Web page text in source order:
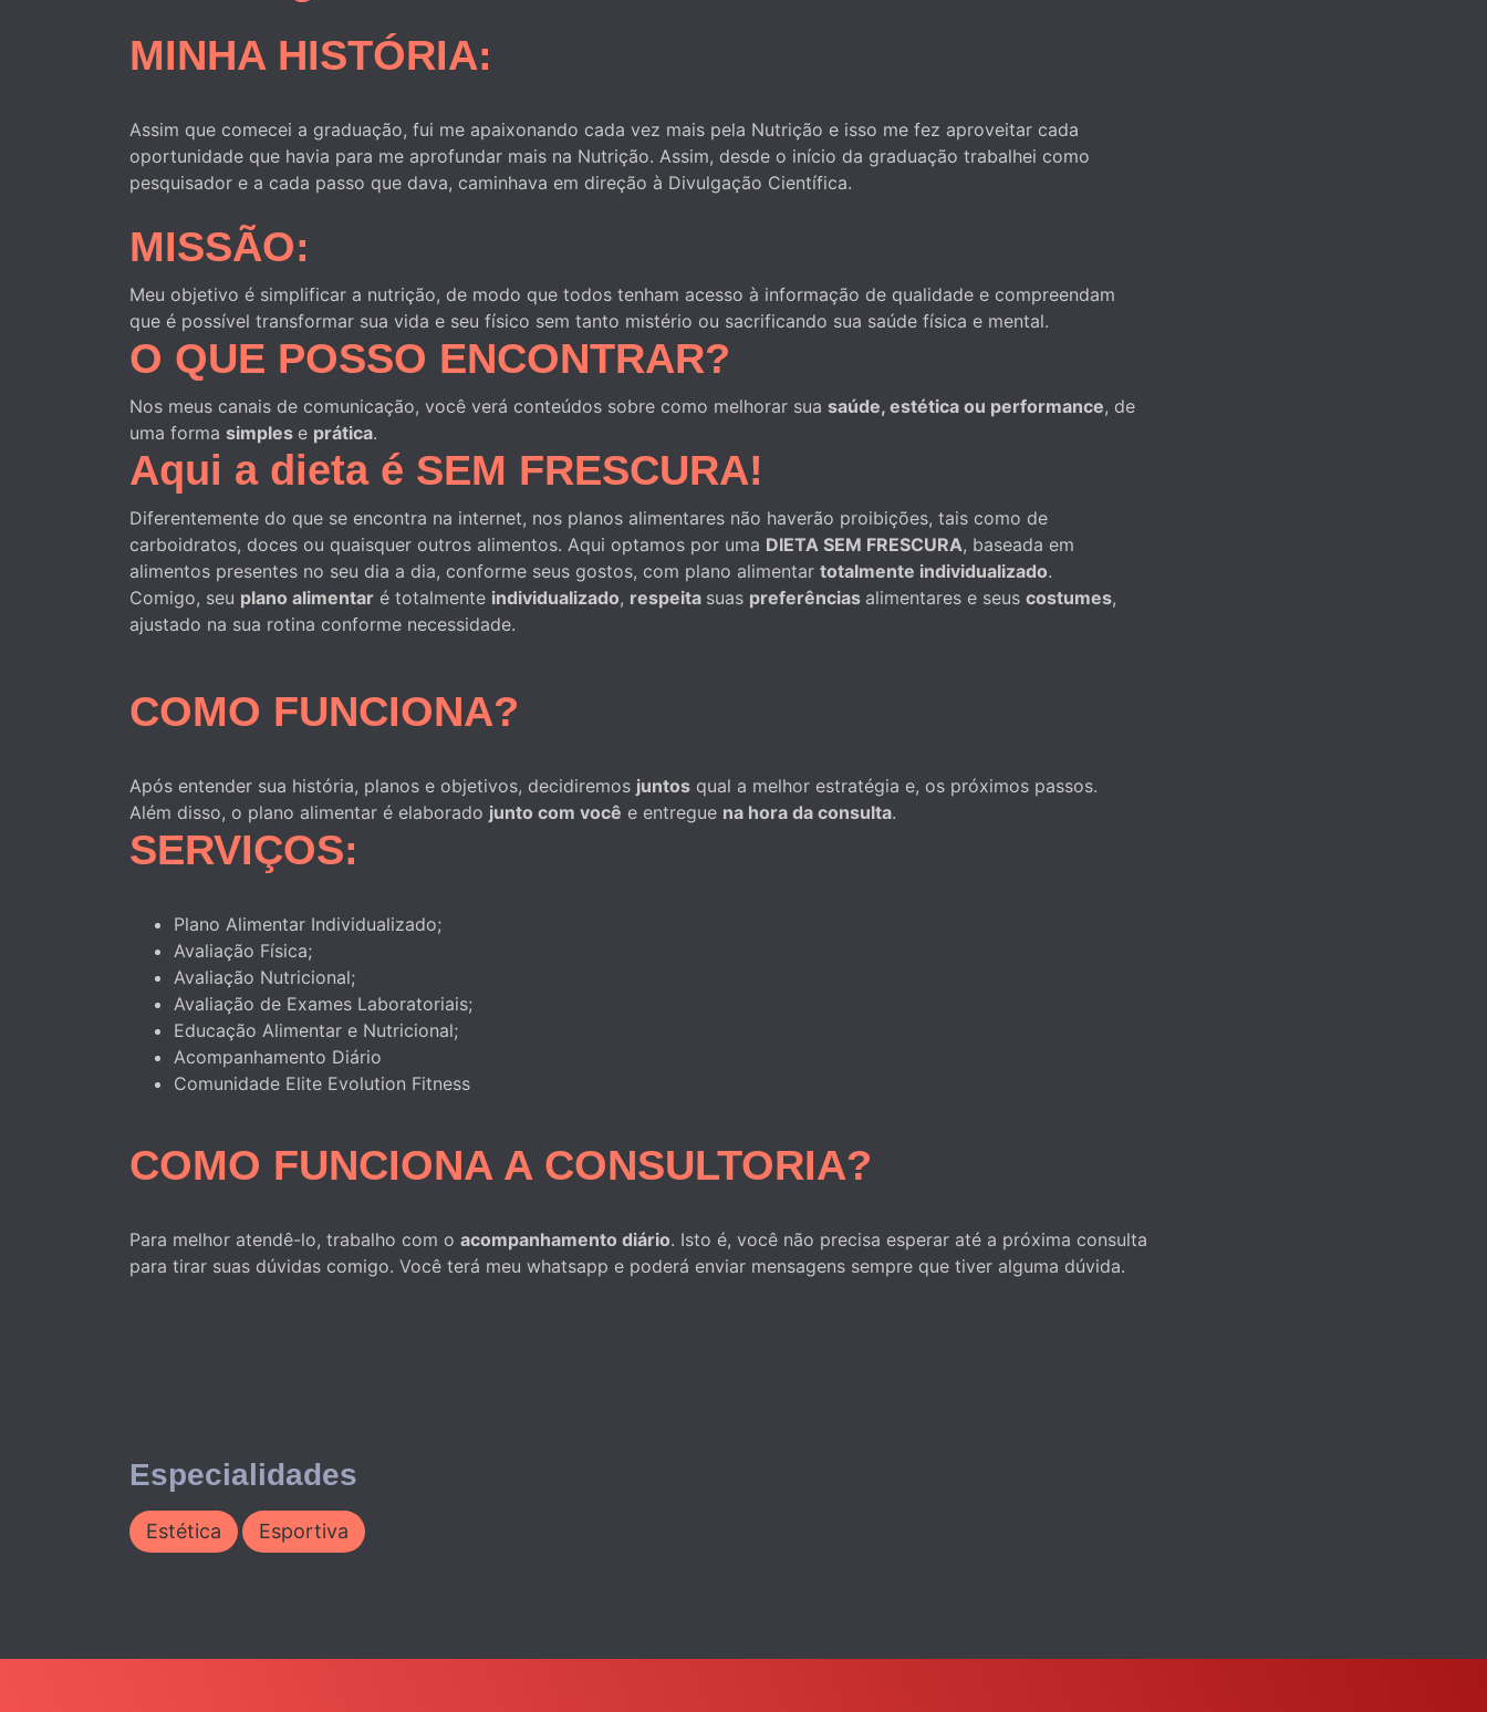
MINHA HISTÓRIA:
Assim que comecei a graduação, fui me apaixonando cada vez mais pela Nutrição e isso me fez aproveitar cada
oportunidade que havia para me aprofundar mais na Nutrição. Assim, desde o início da graduação trabalhei como
pesquisador e a cada passo que dava, caminhava em direção à Divulgação Científica.
MISSÃO:
Meu objetivo é simplificar a nutrição, de modo que todos tenham acesso à informação de qualidade e compreendam
que é possível transformar sua vida e seu físico sem tanto mistério ou sacrificando sua saúde física e mental.
O QUE POSSO ENCONTRAR?
Nos meus canais de comunicação, você verá conteúdos sobre como melhorar sua saúde, estética ou performance, de
uma forma simples e prática.
Aqui a dieta é SEM FRESCURA!
Diferentemente do que se encontra na internet, nos planos alimentares não haverão proibições, tais como de
carboidratos, doces ou quaisquer outros alimentos. Aqui optamos por uma DIETA SEM FRESCURA, baseada em
alimentos presentes no seu dia a dia, conforme seus gostos, com plano alimentar totalmente individualizado.
Comigo, seu plano alimentar é totalmente individualizado, respeita suas preferências alimentares e seus costumes,
ajustado na sua rotina conforme necessidade.
COMO FUNCIONA?
Após entender sua história, planos e objetivos, decidiremos juntos qual a melhor estratégia e, os próximos passos.
Além disso, o plano alimentar é elaborado junto com você e entregue na hora da consulta.
SERVIÇOS:
Plano Alimentar Individualizado;
Avaliação Física;
Avaliação Nutricional;
Avaliação de Exames Laboratoriais;
Educação Alimentar e Nutricional;
Acompanhamento Diário
Comunidade Elite Evolution Fitness
COMO FUNCIONA A CONSULTORIA?
Para melhor atendê-lo, trabalho com o acompanhamento diário. Isto é, você não precisa esperar até a próxima consulta
para tirar suas dúvidas comigo. Você terá meu whatsapp e poderá enviar mensagens sempre que tiver alguma dúvida.
Especialidades
Estética Esportiva